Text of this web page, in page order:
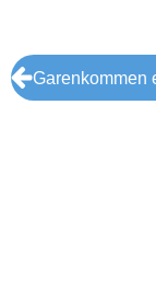
Garenkommen